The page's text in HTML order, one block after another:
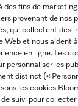
Instagram
Miele sur Pinterest
des fins de
provenant de nos
qui collectent des
Web et nous aident
en ligne. Les
personnaliser les
distinct («
les cookies
suivi pour